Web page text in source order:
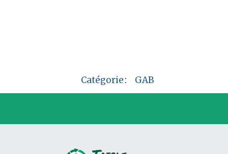
Catégorie: GAB